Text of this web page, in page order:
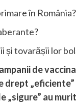
în România?
și tovarășii lor
de
„sigure” au